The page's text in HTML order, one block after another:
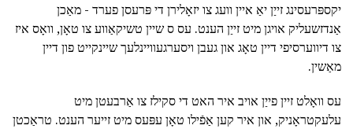
יקספּרעסינג זייַן יאַ איין וועג צו יזאָלירן די פּרעסן פערד - מאַכן
אַנדזשעליק אויגן מיט זייַן הענט. עס ס שיין טשיקאַווע צו טאָן, וואָס איז
צו דיווערסיפי דיין טאָג און געבן ויסערגעוויינלעך שיינקייט פון דיין
מאַשין.
עס וואָלט זיין פייַן אויב איר האט די סקילז צו אַרבעטן מיט
עלעקטראָניק, און איר קען אַפֿילו טאָן עפּעס מיט זייער הענט. טראַכטן